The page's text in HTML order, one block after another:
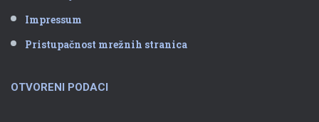
Impressum
Pristupačnost mrežnih stranica
OTVORENI PODACI